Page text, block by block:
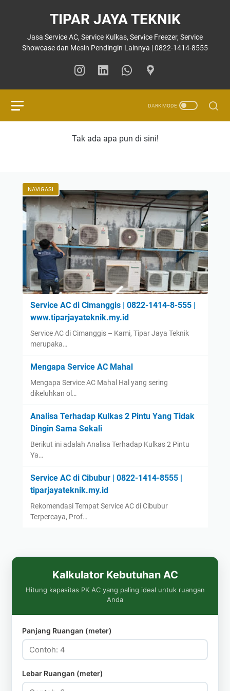
TIPAR JAYA TEKNIK
Jasa Service AC, Service Kulkas, Service Freezer, Service
Showcase dan Mesin Pendingin Lainnya | 0822-1414-8555
Tak ada apa pun di sini!
NAVIGASI
Service AC di Cimanggis | 0822-1414-8-555 |
www.tiparjayateknik.my.id
Service AC di Cimanggis – Kami, Tipar Jaya Teknik
merupaka…
Mengapa Service AC Mahal
Mengapa Service AC Mahal Hal yang sering
dikeluhkan ol…
Analisa Terhadap Kulkas 2 Pintu Yang Tidak
Dingin Sama Sekali
Berikut ini adalah Analisa Terhadap Kulkas 2 Pintu
Ya…
Service AC di Cibubur | 0822-1414-8555 |
tiparjayateknik.my.id
Rekomendasi Tempat Service AC di Cibubur
Terpercaya, Prof…
Kalkulator Kebutuhan AC
Hitung kapasitas PK AC yang paling ideal untuk ruangan
Anda
Panjang Ruangan (meter)
Lebar Ruangan (meter)